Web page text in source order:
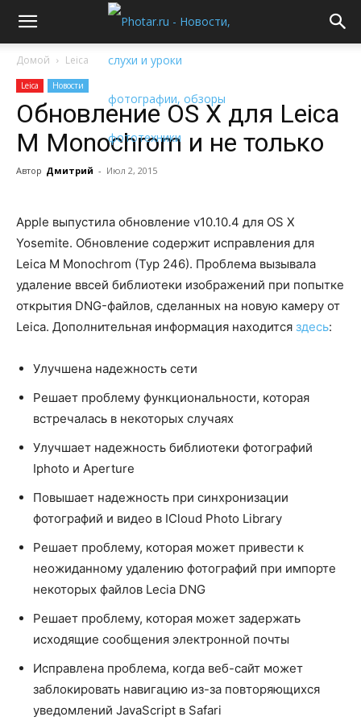
Домой Leica
Leica Новости
Обновление OS X для Leica
M Monochrom и не только
Автор Дмитрий - Июл 2, 2015
Apple выпустила обновление v10.10.4 для OS X
Yosemite. Обновление содержит исправления для
Leica M Monochrom (Typ 246). Проблема вызывала
удаление ввсей библиотеки изображений при попытке
открытия DNG-файлов, сделанных на новую камеру от
Leica. Дополнительная информация находится здесь:
Улучшена надежность сети
Решает проблему функциональности, которая
встречалась в некоторых случаях
Улучшает надежность библиотеки фотографий
Iphoto и Aperture
Повышает надежность при синхронизации
фотографий и видео в ICloud Photo Library
Решает проблему, которая может привести к
неожиданному удалению фотографий при импорте
некоторых файлов Lecia DNG
Решает проблему, которая может задержать
исходящие сообщения электронной почты
Исправлена ​​проблема, когда веб-сайт может
заблокировать навигацию из-за повторяющихся
уведомлений JavaScript в Safari